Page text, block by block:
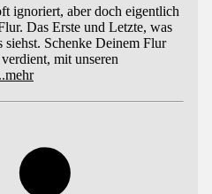
ignoriert, aber doch eigentlich
Das Erste und Letzte, was
Schenke Deinem Flur
mit unseren
mehr